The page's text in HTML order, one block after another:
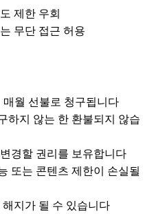
제한 우회
무단 접근 허용
매월 선불로 청구됩니다
하지 않는 한 환불되지 않습
경할 권리를 보유합니다
또는 콘텐츠 제한이 손실될
지가 될 수 있습니다